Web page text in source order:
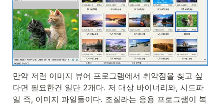
만약 저런 이미지 뷰어 프로그램에서 취약점을 찾고 싶
다면 필요한건 일단 2개다. 저 대상 바이너리와, 시드파
일 즉, 이미지 파일들이다. 조질라는 응용 프로그램이 복